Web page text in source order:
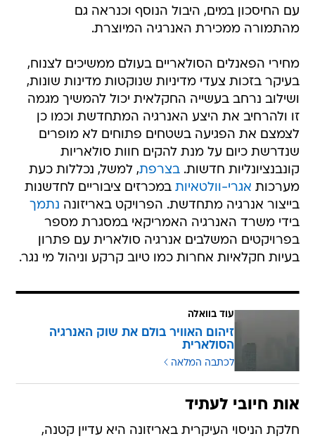
עם החיסכון במים, היבול הנוסף וכנראה גם
מהתמורה ממכירת האנרגיה המיוצרת.
מחירי הפאנלים הסולאריים בעולם ממשיכים לצנוח,
בעיקר בזכות צעדי מדיניות שנוקטות מדינות שונות,
ושילוב נרחב בעשייה החקלאית יכול להמשיך מגמה
זו ולהרחיב את היצע האנרגיה המתחדשת וכמו כן
לצמצם את הפגיעה בשטחים פתוחים לא מופרים
שנדרשת כיום על מנת להקים חוות סולאריות
קונבנציונליות חדשות.בצרפת, למשל, נכללות כעת
מערכות אגרי-וולטאיות במכרזים ציבוריים לחדשנות
בייצור אנרגיה מתחדשת. הפרויקט באריזונה נתמך
בידי משרד האנרגיה האמריקאי במסגרת מספר
בפרויקטים המשלבים אנרגיה סולארית עם פתרון
בעיות חקלאיות אחרות כמו טיוב קרקע וניהול מי נגר.
עוד בוואלה
זיהום האוויר בולם את שוק האנרגיה
הסולארית
לכתבה המלאה
אות חיובי לעתיד
חלקת הניסוי העיקרית באריזונה היא עדיין קטנה,